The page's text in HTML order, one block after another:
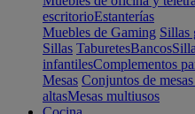
escritorioEstanterías
Muebles de Gaming Sillas
Sillas TaburetesBancos
infantilesComplementos
Mesas Conjuntos de
altasMesas multiusos